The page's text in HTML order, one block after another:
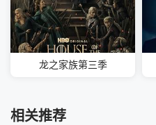
龙之家族第三季
相关推荐